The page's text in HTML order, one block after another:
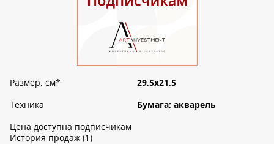
Размер, см*
29,5х21,5
Техника
Бумага; акварель
Цена доступна подписчикам
История продаж (1)